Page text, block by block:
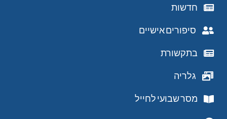
חדשות
סיפורים אישיים
בתקשורת
גלריה
מסר שבועי לחייל